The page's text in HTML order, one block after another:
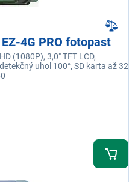
4G PRO fotopast
(1080P), 3,0" TFT LCD,
uhol 100°, SD karta až 32